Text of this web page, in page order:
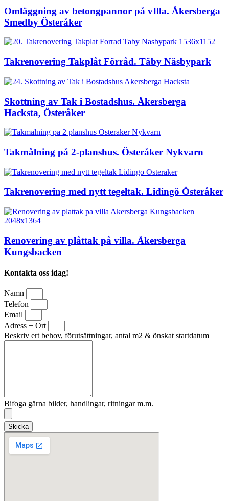
Omläggning av betongpannor på vIlla. Åkersberga
Smedby Österåker
Takrenovering Takplåt Förråd. Täby Näsbypark
Skottning av Tak i Bostadshus. Åkersberga
Hacksta, Österåker
Takmålning på 2-planshus. Österåker Nykvarn
Takrenovering med nytt tegeltak. Lidingö Österåker
Renovering av plåttak på villa. Åkersberga
Kungsbacken
Kontakta oss idag!
Namn
Telefon
Email
Adress + Ort
Beskriv ert behov, förutsättningar, antal m2 & önskat startdatum
Bifoga gärna bilder, handlingar, ritningar m.m.
Skicka